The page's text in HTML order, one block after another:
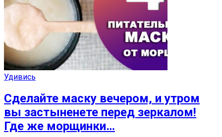
Удивись
Сделайте маску вечером, и утром
вы застыненете перед зеркалом!
Где же морщинки…